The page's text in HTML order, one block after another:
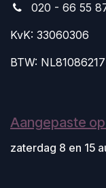
020 - 66 55
KvK: 33060306
BTW:
Aangepaste
zaterdag 8 en 15